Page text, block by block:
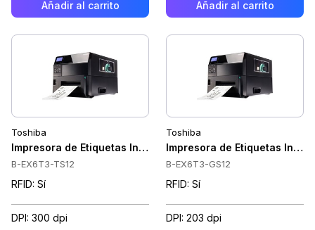
Añadir al carrito Añadir al carrito
Toshiba
Impresora de Etiquetas Industrial Toshiba B-EX6T3, 6",
B-EX6T3-TS12
RFID: Sí
DPI: 300 dpi
Toshiba
Impresora de Etiquetas
B-EX6T3-GS12
RFID: Sí
DPI: 203 dpi